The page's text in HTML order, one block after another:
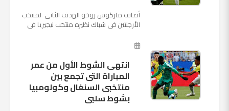
أضاف ماركوس روخو الهدف الثانى لمنتخب
الأرجنتين فى شباك نظيره منتخب نيجيريا فى
"كريستوفسك...
انتهى الشوط الأول من عمر
المباراة التى تجمع بين
منتخبى السنغال وكولومبيا
بشوط سلبى